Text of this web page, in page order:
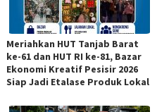
Meriahkan HUT Tanjab Barat
ke-61 dan HUT RI ke-81, Bazar
Ekonomi Kreatif Pesisir 2026
Siap Jadi Etalase Produk Lokal